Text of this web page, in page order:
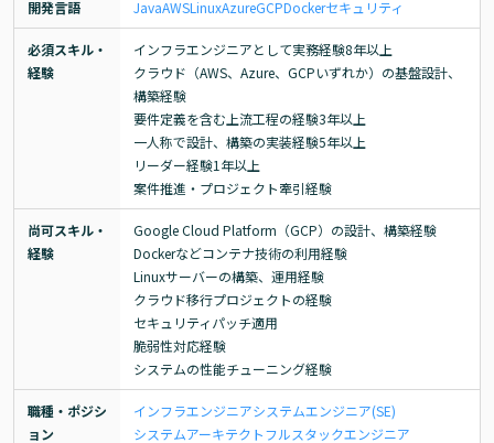
開発言語 JavaAWSLinuxAzureGCPDockerセキュリティ
必須スキル・
経験
インフラエンジニアとして実務経験8年以上
クラウド（AWS、Azure、GCPいずれか）の基盤設計、
構築経験
要件定義を含む上流工程の経験3年以上
一人称で設計、構築の実装経験5年以上
リーダー経験1年以上
案件推進・プロジェクト牽引経験
尚可スキル・
経験
Google Cloud Platform（GCP）の設計、構築経験
Dockerなどコンテナ技術の利用経験
Linuxサーバーの構築、運用経験
クラウド移行プロジェクトの経験
セキュリティパッチ適用
脆弱性対応経験
システムの性能チューニング経験
職種・ポジシ
ョン
インフラエンジニアシステムエンジニア(SE)
システムアーキテクトフルスタックエンジニア